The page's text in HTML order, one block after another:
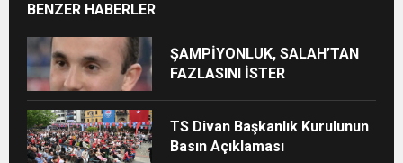
BENZER HABERLER
ŞAMPİYONLUK, SALAH’TAN
FAZLASINI İSTER
TS Divan Başkanlık Kurulunun
Basın Açıklaması